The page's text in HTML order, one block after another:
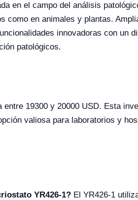
en el campo del análisis
como en animales y plantas.
innovadoras con un
patológicos.
entre 19300 y 20000 USD. Esta
valiosa para laboratorios y
YR426-1? El YR426-1